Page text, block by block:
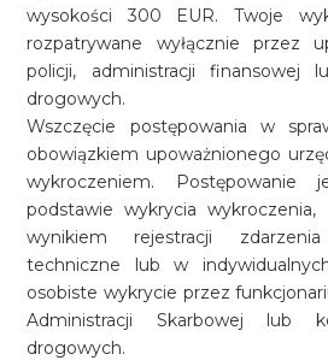
wysokości 300 EUR. Twoje
rozpatrywane wyłącznie przez
policji, administracji finansowej
drogowych.
Wszczęcie postępowania w
obowiązkiem upoważnionego
wykroczeniem. Postępowanie
podstawie wykrycia
wynikiem rejestracji
techniczne lub w
osobiste wykrycie przez
Administracji Skarbowej lub
drogowych.